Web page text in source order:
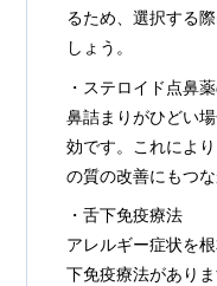
るため、選択する
しょう。
・ステロイド点鼻
鼻詰まりがひどい
効です。これによ
の質の改善にもつな
・舌下免疫療法
アレルギー症状を
下免疫療法があり